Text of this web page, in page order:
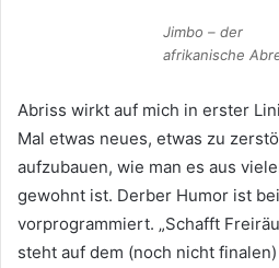
Jimbo – der
afrikanische
Abriss wirkt auf mich in erster
Mal etwas neues, etwas zu
aufzubauen, wie man es aus
gewohnt ist. Derber Humor ist
vorprogrammiert. „Schafft
steht auf dem (noch nicht